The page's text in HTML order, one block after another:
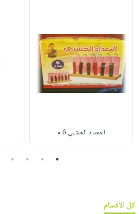
المعداد الخشبي 6 م
1
2
3
4
كل الأقسام